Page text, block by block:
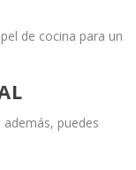
de cocina para un
puedes